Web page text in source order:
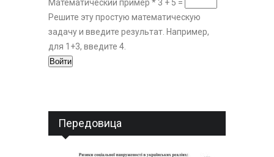
Математический пример * 3 + 5 =
Решите эту простую математическую
задачу и введите результат. Например,
для 1+3, введите 4.
Передовица